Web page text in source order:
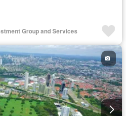
Group and Services